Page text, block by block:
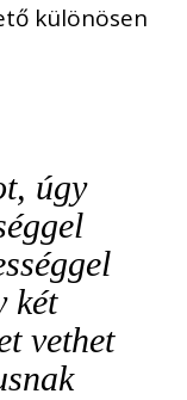
különösen
úgy
két
vethet